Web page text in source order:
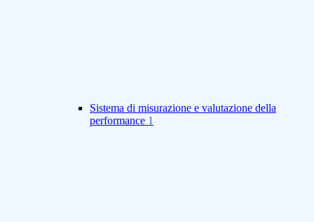
Sistema di misurazione e valutazione della
performance 1